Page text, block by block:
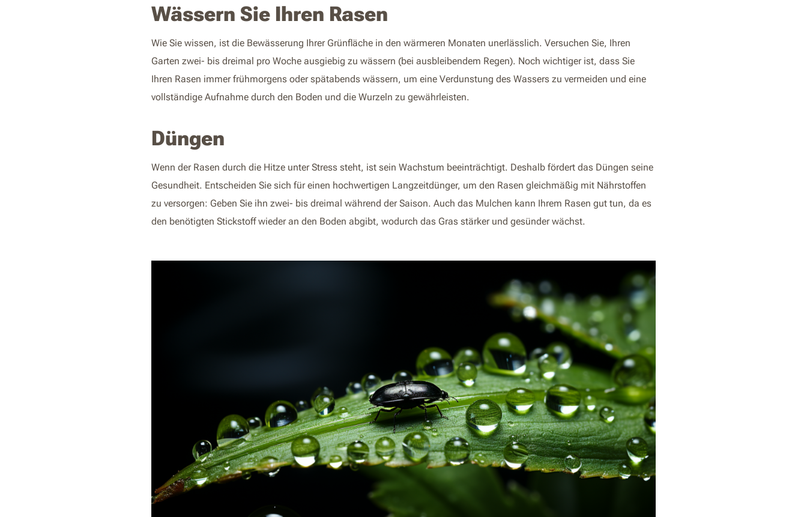
Wässern Sie Ihren Rasen
Wie Sie wissen, ist die Bewässerung Ihrer Grünfläche in den wärmeren Monaten unerlässlich. Versuchen Sie, Ihren
Garten zwei- bis dreimal pro Woche ausgiebig zu wässern (bei ausbleibendem Regen). Noch wichtiger ist, dass Sie
Ihren Rasen immer frühmorgens oder spätabends wässern, um eine Verdunstung des Wassers zu vermeiden und eine
vollständige Aufnahme durch den Boden und die Wurzeln zu gewährleisten.
Düngen
Wenn der Rasen durch die Hitze unter Stress steht, ist sein Wachstum beeinträchtigt. Deshalb fördert das Düngen seine
Gesundheit. Entscheiden Sie sich für einen hochwertigen Langzeitdünger, um den Rasen gleichmäßig mit Nährstoffen
zu versorgen: Geben Sie ihn zwei- bis dreimal während der Saison. Auch das Mulchen kann Ihrem Rasen gut tun, da es
den benötigten Stickstoff wieder an den Boden abgibt, wodurch das Gras stärker und gesünder wächst.